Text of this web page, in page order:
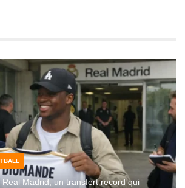
Real Madrid, un transfert record qui